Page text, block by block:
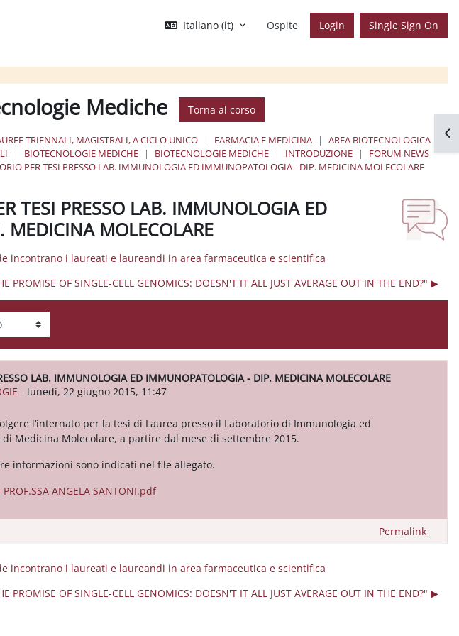
Italiano ‎(it)‎ Ospite Login Single Sign On
Mediche Torna al corso
TRIENNALI, MAGISTRALI, A CICLO UNICO FARMACIA E MEDICINA
AREA BIOTECNOLOGICA
BIOTECNOLOGIE MEDICHE BIOTECNOLOGIE MEDICHE INTRODUZIONE
FORUM NEWS
PER TESI PRESSO LAB. IMMUNOLOGIA ED IMMUNOPATOLOGIA - DIP. MEDICINA MOLECOLARE
TESI PRESSO LAB. IMMUNOLOGIA ED
MOLECOLARE
incontrano i laureati e laureandi in area farmaceutica e scientifica
PROMISE OF SINGLE-CELL GENOMICS: DOESN'T IT ALL JUST AVERAGE OUT IN THE END?" ▶︎
LAB. IMMUNOLOGIA ED IMMUNOPATOLOGIA - DIP. MEDICINA MOLECOLARE
- lunedì, 22 giugno 2015, 11:47
l’internato per la tesi di Laurea presso il Laboratorio di Immunologia ed
Medicina Molecolare, a partire dal mese di settembre 2015.
informazioni sono indicati nel file allegato.
ANGELA SANTONI.pdf
Permalink
incontrano i laureati e laureandi in area farmaceutica e scientifica
PROMISE OF SINGLE-CELL GENOMICS: DOESN'T IT ALL JUST AVERAGE OUT IN THE END?" ▶︎